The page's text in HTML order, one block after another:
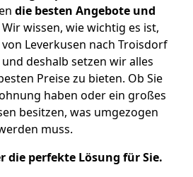
die besten Angebote und
wissen, wie wichtig es ist,
Leverkusen nach Troisdorf
deshalb setzen wir alles
Preise zu bieten. Ob Sie
haben oder ein großes
besitzen, was umgezogen
muss.
die perfekte Lösung für Sie.